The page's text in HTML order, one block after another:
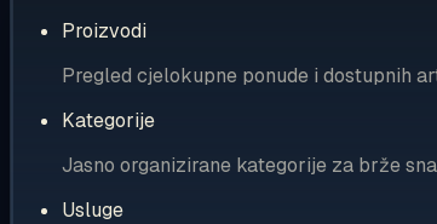
Proizvodi
Pregled cjelokupne ponude i dostupnih
Kategorije
Jasno organizirane kategorije za brže
Usluge